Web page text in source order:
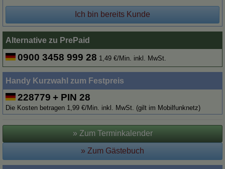
Ich bin bereits Kunde
Alternative zu PrePaid
0900 3458 999 28 1,49 €/Min. inkl. MwSt.
Handy Kurzwahl zum Festpreis
228779 + PIN 28
Die Kosten betragen 1,99 €/Min. inkl. MwSt. (gilt im Mobilfunknetz)
» Zum Terminkalender
» Zum Gästebuch